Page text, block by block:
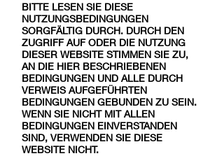
BITTE LESEN SIE DIESE
NUTZUNGSBEDINGUNGEN
SORGFÄLTIG DURCH. DURCH DEN
ZUGRIFF AUF ODER DIE NUTZUNG
DIESER WEBSITE STIMMEN SIE ZU,
AN DIE HIER BESCHRIEBENEN
BEDINGUNGEN UND ALLE DURCH
VERWEIS AUFGEFÜHRTEN
BEDINGUNGEN GEBUNDEN ZU SEIN.
WENN SIE NICHT MIT ALLEN
BEDINGUNGEN EINVERSTANDEN
SIND, VERWENDEN SIE DIESE
WEBSITE NICHT.